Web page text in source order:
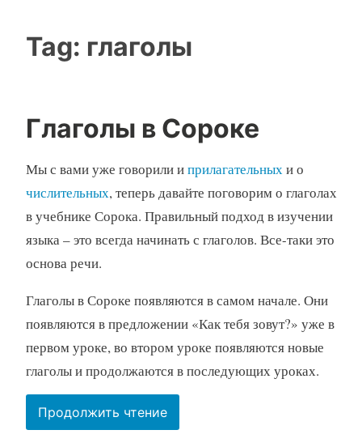
Tag: глаголы
Глаголы в Сороке
Мы с вами уже говорили иприлагательныхи о
числительных, теперь давайте поговорим о глаголах
в учебнике Сорока. Правильный подход в изучении
языка – это всегда начинать с глаголов. Все-таки это
основа речи.
Глаголы в Сороке появляются в самом начале. Они
появляются в предложении «Как тебя зовут?» уже в
первом уроке, во втором уроке появляются новые
глаголы и продолжаются в последующих уроках.
Продолжить чтение“Глаголы
в